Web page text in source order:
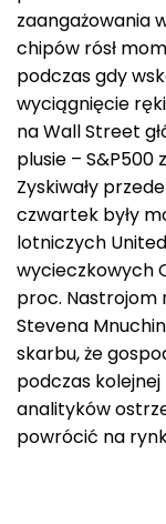
zaangażowania
chipów rósł
podczas gdy
wyciągnięcie
na Wall Street
plusie – S&P500
Zyskiwały
czwartek były
lotniczych
wycieczkowych
proc. Nastrojom
Stevena
skarbu, że
podczas
analityków
powrócić na